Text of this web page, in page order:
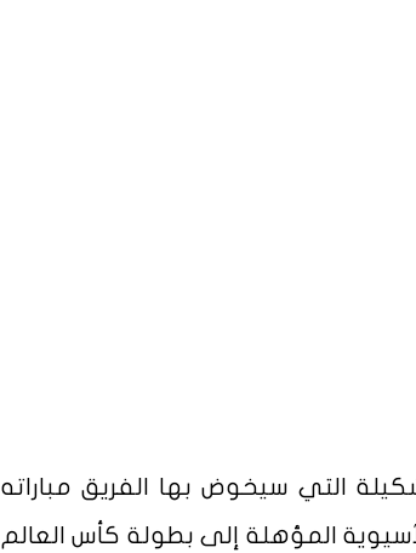
التي سيخوض بها الفريق مباراته
المؤهلة إلى بطولة كأس العالم